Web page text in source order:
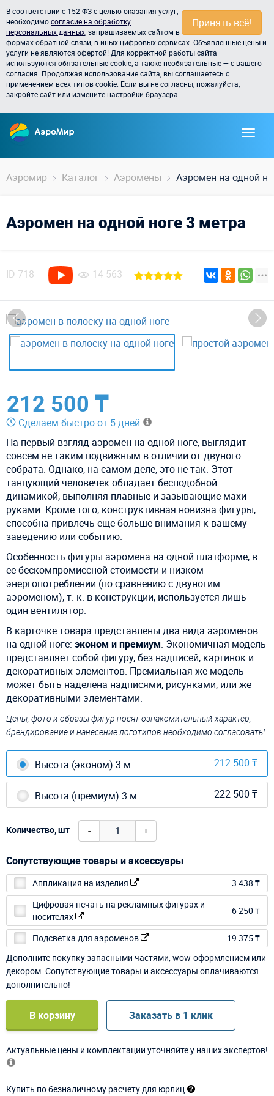
Принять всё!
В соответствии с 152-ФЗ с целью оказания услуг,
необходимосогласие на обработку
персональных данных , запрашиваемых сайтом в
формах обратной связи, в иных цифровых сервисах. Объявленные цены и
услуги не являются офертой! Для корректной работы сайта
используются обязательные cookie, а также необязательные — с вашего
согласия. Продолжая использование сайта, вы соглашаетесь с
применением всех типов cookie. Если вы не согласны, пожалуйста,
закройте сайт или измените настройки браузера.
Аэромир Каталог Аэромены Аэромен на одной
Аэромен на одной ноге 3 метра
ID 718 14 563
212 500 ₸
Сделаем быстро от 5 дней
На первый взгляд аэромен на одной ноге, выглядит
совсем не таким подвижным в отличии от двуного
собрата. Однако, на самом деле, это не так. Этот
танцующий человечек обладает бесподобной
динамикой, выполняя плавные и зазывающие махи
руками. Кроме того, конструктивная новизна фигуры,
способна привлечь еще больше внимания к вашему
заведению или событию.
Особенность фигуры аэромена на одной платформе, в
еебескомпромиссной стоимости и низком
энергопотреблении (по сравнению с двуногим
аэроменом), т. к. в конструкции, используется лишь
один вентилятор.
В карточке товара представлены два вида аэроменов
на одной ноге: эконом и премиум. Экономичная модель
представляет собой фигуру, без надписей, картинок и
декоративных элементов. Премиальная же модель
может быть наделена надписями, рисунками, или же
декоративными элементами.
Цены, фото и образы фигур носят ознакомительный характер,
брендирование и нанесение логотипов необходимо согласовать!
Высота (эконом) 3 м. 212 500 ₸
Высота (премиум) 3 м 222 500 ₸
Количество, шт - +
Сопутствующие товары и аксессуары
Аппликация на изделия
3 438 ₸
Цифровая печать на рекламных фигурах и
носителях
6 250 ₸
Подсветка для аэроменов
19 375 ₸
Дополните покупку запасными частями, wow-оформлением или
декором. Сопутствующие товары и аксессуары оплачиваются
дополнительно!
В корзину Заказать в 1 клик
Актуальные цены и комплектации уточняйте у наших экспертов!
Купить по безналичному расчету для юрлиц